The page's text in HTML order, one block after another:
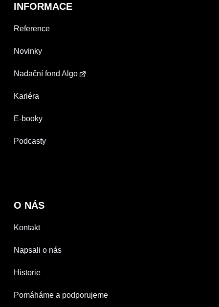
INFORMACE
Reference
Novinky
Nadační fond Algo
Kariéra
E-booky
Podcasty
O NÁS
Kontakt
Napsali o nás
Historie
Pomáháme a podporujeme